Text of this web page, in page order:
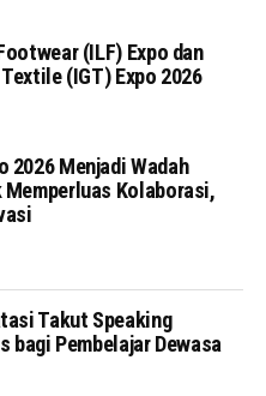
(ILF) Expo dan
(IGT) Expo 2026
2026 Menjadi Wadah
Kolaborasi,
Takut Speaking
bagi Pembelajar Dewasa